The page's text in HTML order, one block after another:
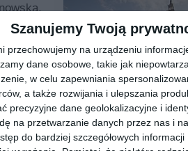
Szanujemy Twoją
przechowujemy na urządzeniu
dane osobowe, takie jak
w celu zapewniania
a także rozwijania i ulepszania
precyzyjne dane geolokalizacyjne i
na przetwarzanie danych przez nas i
do bardziej szczegółowych
Nowe badanie: turyści
bardziej doceniają
inż.